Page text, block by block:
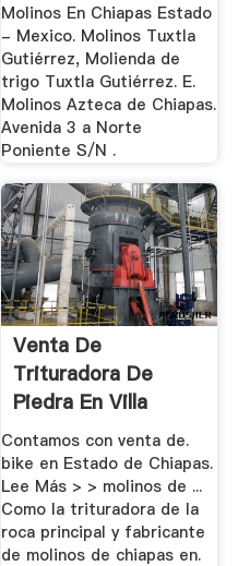
Molinos En Chiapas Estado
- Mexico. Molinos Tuxtla
Gutiérrez, Molienda de
trigo Tuxtla Gutiérrez. E.
Molinos Azteca de Chiapas.
Avenida 3 a Norte
Poniente S/N .
Venta De
Trituradora De
Piedra En Villa
Flores Chiapas
Contamos con venta de.
bike en Estado de Chiapas.
Lee Más > > molinos de ...
Como la trituradora de la
roca principal y fabricante
de molinos de chiapas en.